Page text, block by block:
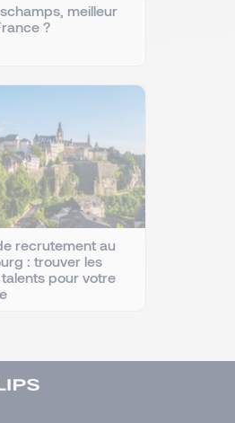
meilleur
?
recrutement au
: trouver les
pour votre